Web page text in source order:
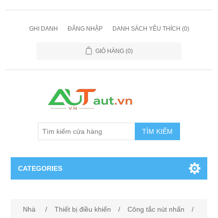
GHI DANH ĐĂNG NHẬP DANH SÁCH YÊU THÍCH (0)
GIỎ HÀNG (0)
TÌM KIẾM
CATEGORIES
Nhà / Thiết bị điều khiển / Công tắc nút nhấn
/